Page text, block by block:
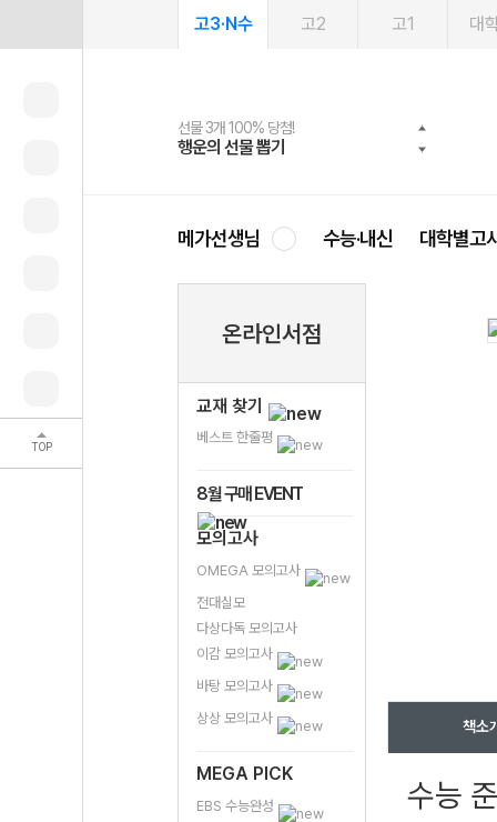
TOP
고3·N수 고2 고1 대
선물 3개 100% 당첨!
행운의 선물 뽑기
선물 100% 증정!
메가스터디 X 올리브
여름방학 스터디 캐시백
메가런 썸머스쿨
2027 러셀 단과
강사 공개선발
스마트러닝앱
설문 EVENT
메가패스
3일 무료 체험권
메가패스 수강생 무료혜택!
메가클럽 멤버십
사회공헌 캠페인
희망이룸 메가나눔
메가선생님 수능·내신 대학별고
온라인서점
교재 찾기
베스트 한줄평
8월 구매 EVENT
모의고사
OMEGA 모의고사
전대실모
다상다독 모의고사
이감 모의고사
바탕 모의고사
상상 모의고사
MEGA PICK
EBS 수능완성
책소
수능